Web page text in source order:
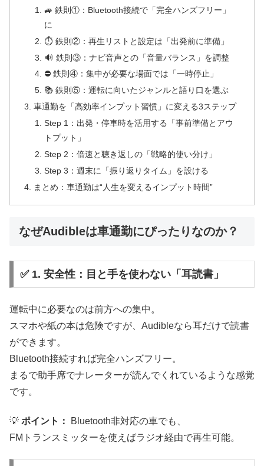
🚙 鉄則①：Bluetooth接続で「完全ハンズフリー」
に
⏱ 鉄則②：再生リストと設定は「出発前に準備」
🔊 鉄則③：ナビ音声との「音量バランス」を調整
⛔ 鉄則④：集中が必要な場面では「一時停止」
📚 鉄則⑤：運転に向いたジャンルと語り口を選ぶ
車通勤を「高効率インプット習慣」に変える3ステップ
Step 1：出発・停車時を活用する「事前準備とアウ
トプット」
Step 2：倍速と聴き返しの「戦略的使い分け」
Step 3：週末に「振り返りタイム」を設ける
まとめ：車通勤は“人生を変えるインプット時間”
なぜAudibleは車通勤にぴったりなのか？
✅ 1. 安全性：目と手を使わない「耳読書」
運転中に必要なのは前方への集中。
スマホや紙の本は危険ですが、Audibleなら耳だけで読書
ができます。
Bluetooth接続すれば完全ハンズフリー。
まるで助手席でナレーターが読んでくれているような感覚
です。
💡 ポイント：
Bluetooth非対応の車でも、
FMトランスミッターを使えばラジオ経由で再生可能。